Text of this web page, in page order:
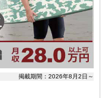
掲載期間：2026年8月2日～